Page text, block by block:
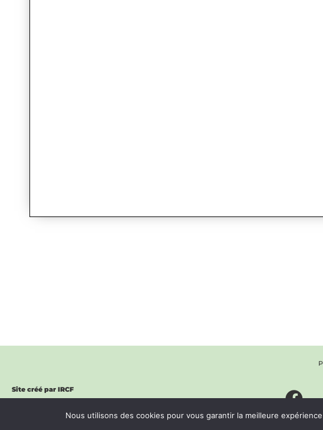
Site créé par IRCF
Bureau
Nous utilisons des cookies pour vous garantir la meilleure